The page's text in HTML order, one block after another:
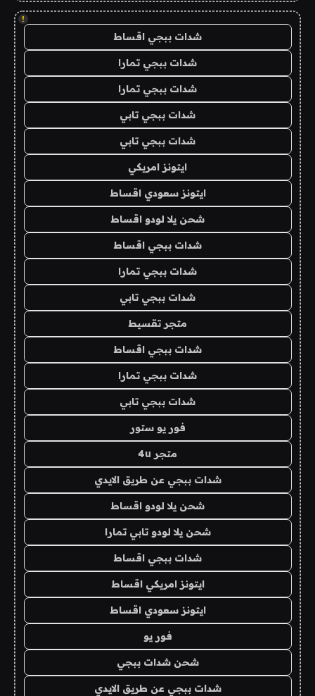
!
شدات ببجي اقساط
شدات ببجي تمارا
شدات ببجي تمارا
شدات ببجي تابي
شدات ببجي تابي
ايتونز امريكي
ايتونز سعودي اقساط
شحن يلا لودو اقساط
شدات ببجي اقساط
شدات ببجي تمارا
شدات ببجي تابي
متجر تقسيط
شدات ببجي اقساط
شدات ببجي تمارا
شدات ببجي تابي
فور يو ستور
متجر 4u
شدات ببجي عن طريق الايدي
شحن يلا لودو اقساط
شحن يلا لودو تابي تمارا
شدات ببجي اقساط
ايتونز امريكي اقساط
ايتونز سعودي اقساط
فور يو
شحن شدات ببجي
شدات ببجي عن طريق الايدي